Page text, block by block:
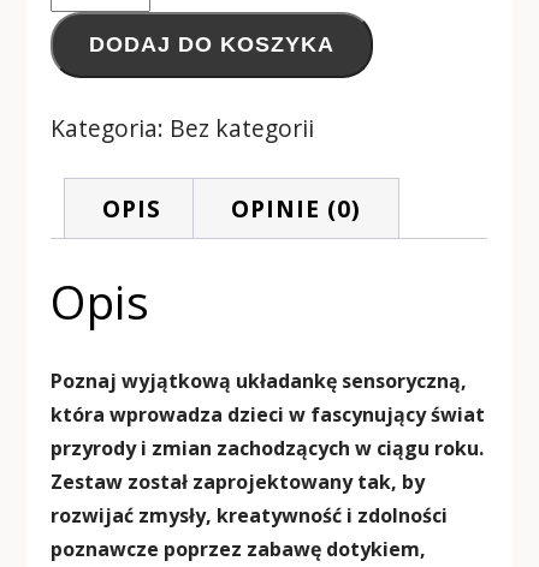
DODAJ DO KOSZYKA
Kategoria: Bez kategorii
OPIS OPINIE (0)
Opis
Poznaj wyjątkową układankę sensoryczną,
która wprowadza dzieci w fascynujący świat
przyrody i zmian zachodzących w ciągu roku.
Zestaw został zaprojektowany tak, by
rozwijać zmysły, kreatywność i zdolności
poznawcze poprzez zabawę dotykiem,